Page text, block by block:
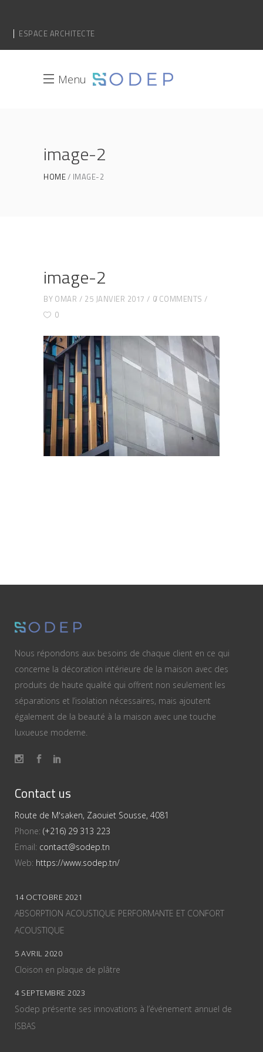
ESPACE ARCHITECTE
Menu
image-2
HOME IMAGE-2
image-2
BY OMAR 25 JANVIER 2017
0 COMMENTS
0
Nous répondons aux besoins de chaque client en ce qui
concerne la décoration intérieure de la maison avec des
produits de haute qualité qui offrent non seulement les
séparations et l’isolation nécessaires, mais ajoutent
également de la beauté à la maison avec une touche
luxueuse moderne.
Contact us
Route de M'saken, Zaouiet Sousse, 4081
Phone: (+216) 29 313 223
Email: contact@sodep.tn
Web: https://www.sodep.tn/
14 OCTOBRE 2021
ABSORPTION ACOUSTIQUE PERFORMANTE ET CONFORT
ACOUSTIQUE
5 AVRIL 2020
Cloison en plaque de plâtre
4 SEPTEMBRE 2023
Sodep présente ses innovations à l’événement annuel de
ISBAS